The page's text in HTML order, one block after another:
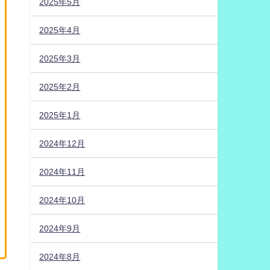
2025年4月
2025年3月
2025年2月
2025年1月
2024年12月
2024年11月
2024年10月
2024年9月
2024年8月